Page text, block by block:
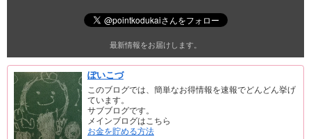
最新情報をお届けします。
ぽいこづ
このブログでは、簡単なお得情報を速報でどんどん挙げ
ています。
サブブログです。
メインブログはこちら
お金を貯める方法